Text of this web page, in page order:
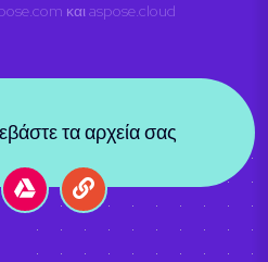
και aspose.cloud
τα αρχεία σας